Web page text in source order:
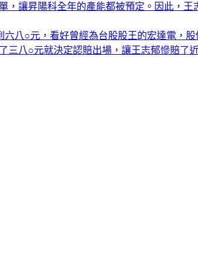
讓昇陽科全年的產能都被預定。因此，
八○元，看好曾經為台股股王的宏達電，
八○元就決定認賠出場，讓王志郁慘賠了